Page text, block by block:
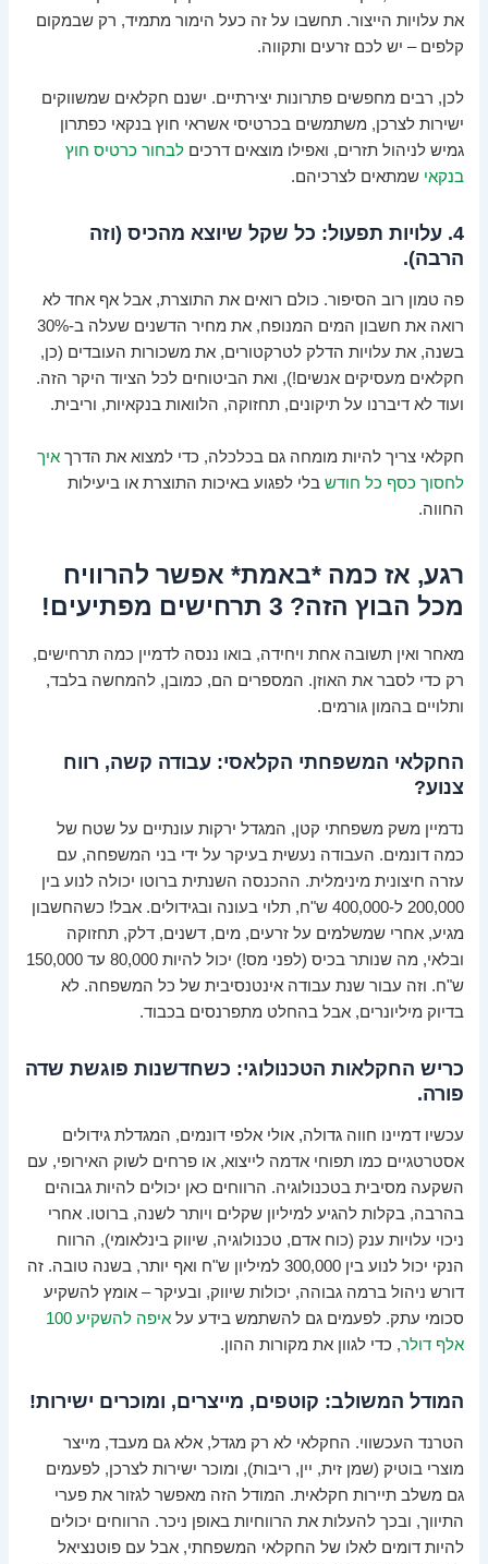
את עלויות הייצור. תחשבו על זה כעל הימור מתמיד, רק שבמקום
קלפים – יש לכם זרעים ותקווה.
לכן, רבים מחפשים פתרונות יצירתיים. ישנם חקלאים שמשווקים
ישירות לצרכן, משתמשים בכרטיסי אשראי חוץ בנקאי כפתרון
גמיש לניהול תזרים, ואפילו מוצאים דרכיםלבחור כרטיס חוץ
בנקאי שמתאים לצרכיהם.
4. עלויות תפעול: כל שקל שיוצא מהכיס (וזה
הרבה).
פה טמון רוב הסיפור. כולם רואים את התוצרת, אבל אף אחד לא
רואה את חשבון המים המנופח, את מחיר הדשנים שעלה ב-30%
בשנה, את עלויות הדלק לטרקטורים, את משכורות העובדים (כן,
חקלאים מעסיקים אנשים!), ואת הביטוחים לכל הציוד היקר הזה.
ועוד לא דיברנו על תיקונים, תחזוקה, הלוואות בנקאיות, וריבית.
חקלאי צריך להיות מומחה גם בכלכלה, כדי למצוא את הדרךאיך
לחסוך כסף כל חודש בלי לפגוע באיכות התוצרת או ביעילות
החווה.
רגע, אז כמה *באמת* אפשר להרוויח
מכל הבוץ הזה? 3 תרחישים מפתיעים!
מאחר ואין תשובה אחת ויחידה, בואו ננסה לדמיין כמה תרחישים,
רק כדי לסבר את האוזן. המספרים הם, כמובן, להמחשה בלבד,
ותלויים בהמון גורמים.
החקלאי המשפחתי הקלאסי: עבודה קשה, רווח
צנוע?
נדמיין משק משפחתי קטן, המגדל ירקות עונתיים על שטח של
כמה דונמים. העבודה נעשית בעיקר על ידי בני המשפחה, עם
עזרה חיצונית מינימלית. ההכנסה השנתית ברוטו יכולה לנוע בין
200,000 ל-400,000 ש"ח, תלוי בעונה ובגידולים. אבל! כשהחשבון
מגיע, אחרי שמשלמים על זרעים, מים, דשנים, דלק, תחזוקה
ובלאי, מה שנותר בכיס (לפני מס!) יכול להיות 80,000 עד 150,000
ש"ח. וזה עבור שנת עבודה אינטנסיבית של כל המשפחה. לא
בדיוק מיליונרים, אבל בהחלט מתפרנסים בכבוד.
כריש החקלאות הטכנולוגי: כשחדשנות פוגשת שדה
פורה.
עכשיו דמיינו חווה גדולה, אולי אלפי דונמים, המגדלת גידולים
אסטרטגיים כמו תפוחי אדמה לייצוא, או פרחים לשוק האירופי, עם
השקעה מסיבית בטכנולוגיה. הרווחים כאן יכולים להיות גבוהים
בהרבה, בקלות להגיע למיליון שקלים ויותר לשנה, ברוטו. אחרי
ניכוי עלויות ענק (כוח אדם, טכנולוגיה, שיווק בינלאומי), הרווח
הנקי יכול לנוע בין 300,000 למיליון ש"ח ואף יותר, בשנה טובה. זה
דורש ניהול ברמה גבוהה, יכולות שיווק, ובעיקר – אומץ להשקיע
סכומי עתק. לפעמים גם להשתמש בידע על
איפה להשקיע 100
אלף דולר, כדי לגוון את מקורות ההון.
המודל המשולב: קוטפים, מייצרים, ומוכרים ישירות!
הטרנד העכשווי. החקלאי לא רק מגדל, אלא גם מעבד, מייצר
מוצרי בוטיק (שמן זית, יין, ריבות), ומוכר ישירות לצרכן, לפעמים
גם משלב תיירות חקלאית. המודל הזה מאפשר לגזור את פערי
התיווך, ובכך להעלות את הרווחיות באופן ניכר. הרווחים יכולים
להיות דומים לאלו של החקלאי המשפחתי, אבל עם פוטנציאל